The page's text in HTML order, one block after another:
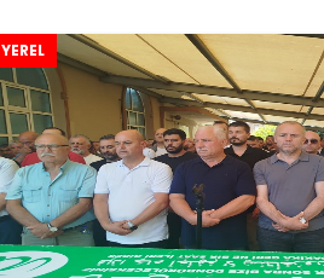
YEREL